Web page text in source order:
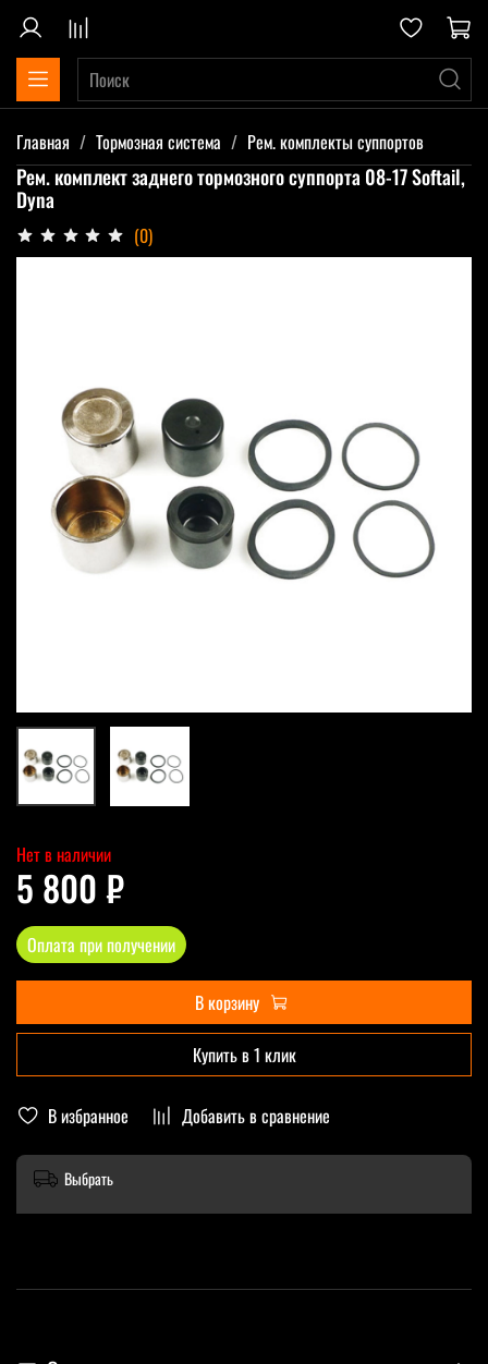
Главная Тормозная система Рем. комплекты суппортов
Рем. комплект заднего тормозного суппорта 08-17 Softail,
Dyna
(0)
В избранное Добавить в сравнение
Нет в наличии
5 800 ₽
Оплата при получении
В корзину
Купить в 1 клик
Выбрать